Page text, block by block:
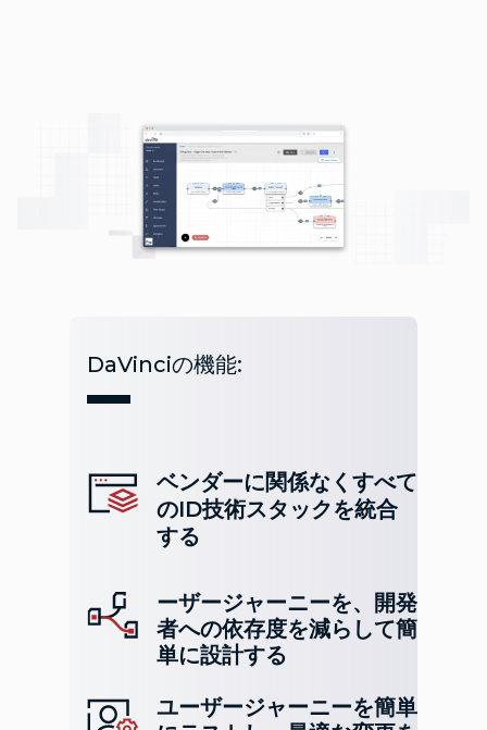
DaVinciの機能:
ベンダーに関係なくすべて
のID技術スタックを統合
する
ーザージャーニーを、開発
者への依存度を減らして簡
単に設計する
ユーザージャーニーを簡単